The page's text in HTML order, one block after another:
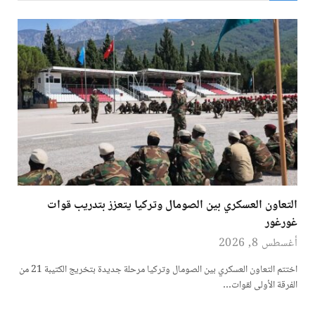
التعاون العسكري بين الصومال وتركيا يتعزز بتدريب قوات
غورغور
أغسطس 8, 2026
اختتم التعاون العسكري بين الصومال وتركيا مرحلة جديدة بتخريج الكتيبة 21 من
الفرقة الأولى لقوات…